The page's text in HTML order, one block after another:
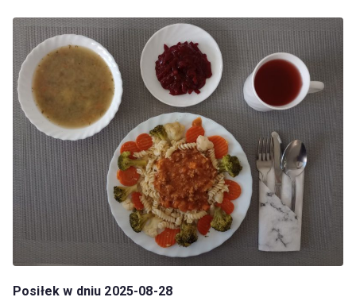
Posiłek w dniu 2025-08-28